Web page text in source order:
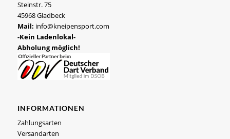
Steinstr. 75
45968 Gladbeck
Mail: info@kneipensport.com
-Kein Ladenlokal-
Abholung möglich!
INFORMATIONEN
Zahlungsarten
Versandarten